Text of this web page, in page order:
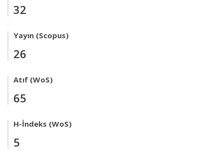
32
Yayın (Scopus)
26
Atıf (WoS)
65
H-İndeks (WoS)
5